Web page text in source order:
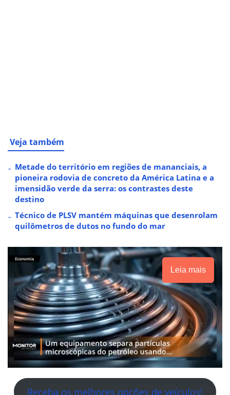
Veja também
Metade do território em regiões de mananciais, a
pioneira rodovia de concreto da América Latina e a
imensidão verde da serra: os contrastes deste
destino
Técnico de PLSV mantém máquinas que desenrolam
quilômetros de dutos no fundo do mar
Leia mais
Receba os melhores opções de veículos!